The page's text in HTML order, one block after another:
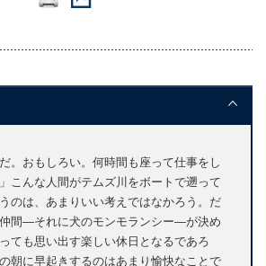
。おもしろい。何時間も座って仕事をし
こんな人間がテムズ川をボートで遡って
のは、あまりいい考えではなかろう。だ
間―それに犬のモンモランシー―が決め
ても思い出す楽しい休日となるであろ
朝に早起きするのはあまり愉快なことで